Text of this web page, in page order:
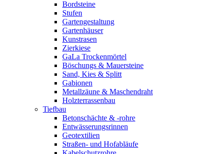
Bordsteine
Stufen
Gartengestaltung
Gartenhäuser
Kunstrasen
Zierkiese
GaLa Trockenmörtel
Böschungs & Mauersteine
Sand, Kies & Splitt
Gabionen
Metallzäune & Maschendraht
Holzterrassenbau
Tiefbau
Betonschächte & -rohre
Entwässerungsrinnen
Geotextilien
Straßen- und Hofabläufe